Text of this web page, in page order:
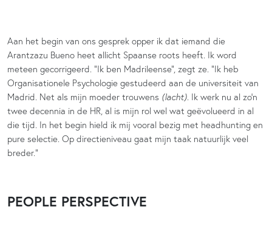
Aan het begin van ons gesprek opper ik dat iemand die
Arantzazu Bueno heet allicht Spaanse roots heeft. Ik word
meteen gecorrigeerd. “Ik ben Madrileense”, zegt ze. “Ik heb
Organisationele Psychologie gestudeerd aan de universiteit van
Madrid. Net als mijn moeder trouwens (lacht) . Ik werk nu al zo’n
twee decennia in de HR, al is mijn rol wel wat geëvolueerd in al
die tijd. In het begin hield ik mij vooral bezig met headhunting en
pure selectie. Op directieniveau gaat mijn taak natuurlijk veel
breder.”
PEOPLE PERSPECTIVE